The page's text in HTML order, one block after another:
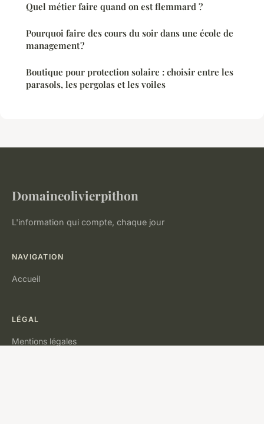
Quel métier faire quand on est flemmard ?
Pourquoi faire des cours du soir dans une école de
management ?
Boutique pour protection solaire : choisir entre les
parasols, les pergolas et les voiles
Domaineolivierpithon
L'information qui compte, chaque jour
NAVIGATION
Accueil
LÉGAL
Mentions légales